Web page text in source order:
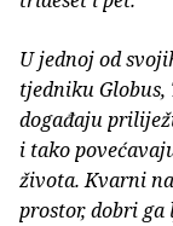
U jednoj od
tjedniku Globus,
događaju
i tako
života. Kvarni
prostor, dobri